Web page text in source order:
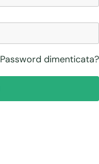
Password dimenticata?